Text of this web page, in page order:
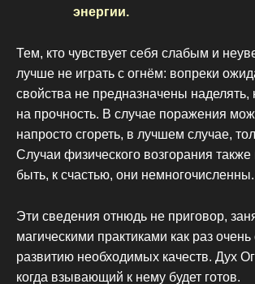
энергии.
Тем, кто чувствует себя слабым и
лучше не играть с огнём: вопреки
свойства не предназначены наделять,
на прочность. В случае поражения
напросто сгореть, в лучшем случае,
Случаи физического возгорания
быть, к счастью, они немногочисленны.
Эти сведения отнюдь не приговор,
магическими практиками как раз
развитию необходимых качеств. Дух
когда взывающий к нему будет готов.